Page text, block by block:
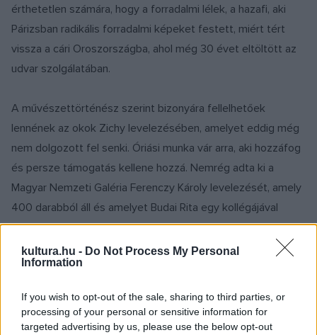
kultura.hu - Do Not Process My Personal
Information
If you wish to opt-out of the sale, sharing to third parties, or
processing of your personal or sensitive information for
targeted advertising by us, please use the below opt-out
érthetetlen számára, hogy a forradalmi lélek, a hazafi, aki
Párizsban radikális forradalmi képeket festett, miért tért
vissza a cári Oroszországba, ahol még 30 évet eltöltött az
udvar szolgálatában.
A művészettörténész szerint bizonyára fellelhetőek
lennének az okok Zichy levelezésében, amelyet eddig még
nem dolgozott fel senki. Óriási munka vár arra, aki hozzáfog
és persze támogatás kellene hozzá. Nemrég adta ki a
Magyar Nemzeti Galéria Ferenczy Károly levelezését, amely
400 darabból áll és amelyet Budai Rita egy kollégájával
közösen dolgozott fel.
A Moszkvai Magyar Kulturális Központ Zichy Mihályról
Erőforrás Minisztérium kultúráért felelős helyettes
államtitkára avatta fel, egyúttal megnyitotta Madách Imre